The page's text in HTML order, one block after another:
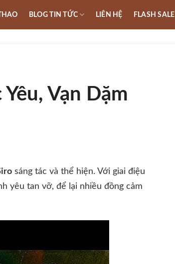
BLOG TIN TỨC LIÊN HỆ FLASH SALE
Vạn Dặm
sáng tác và thể hiện. Với giai điệu
yêu tan vỡ, để lại nhiều đồng cảm